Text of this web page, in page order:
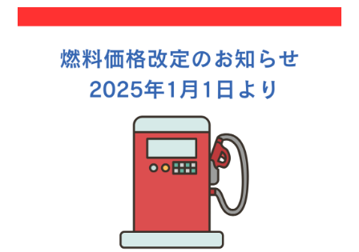
れんたぼー アクセス
マリーナオーナー様
専用ログイン